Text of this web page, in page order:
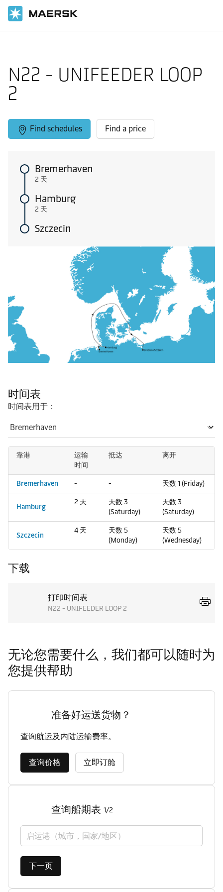
N22 - UNIFEEDER LOOP
2
Find schedules Find a price
Bremerhaven
2 天
Hamburg
2 天
Szczecin
时间表
时间表用于：
靠港
运输
时间
抵达 离开
Bremerhaven - - 天数 1 (Friday)
Hamburg
2 天
天数 3
(Saturday)
天数 3
(Saturday)
Szczecin
4 天
天数 5
(Monday)
天数 5
(Wednesday)
下载
打印时间表
N22 - UNIFEEDER LOOP 2
无论您需要什么，我们都可以随时为
您提供帮助
准备好运送货物？
查询航运及内陆运输费率。
查询价格 立即订舱
查询船期表 1/2
启运港（城市，国家/地区）
下一页